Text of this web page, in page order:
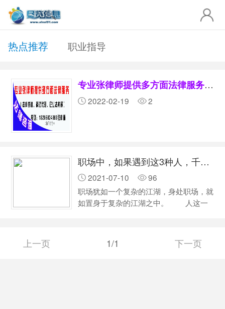
热点推荐 职业指导
专业张律师提供多方面法律服务（法律咨询、诉讼代理、企业法务等）
2022-02-19 2
职场中，如果遇到这3种人，千万不可深交
2021-07-10
96
职场犹如一个复杂的江湖，身处职场，就
如置身于复杂的江湖之中。 人这一
的人就更少了。 职场本身已经够复
上一页 1/1 下一页